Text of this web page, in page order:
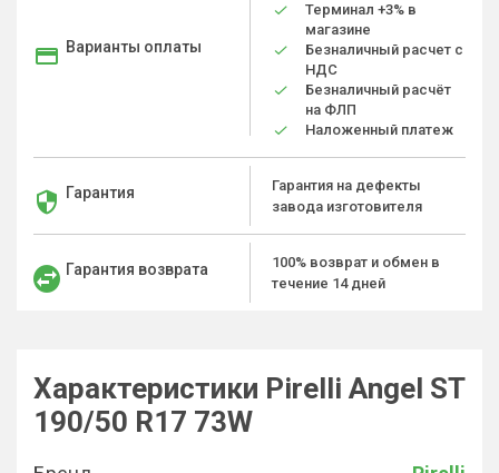
Варианты оплаты
Терминал +3% в
магазине
Безналичный расчет с
НДС
Безналичный расчёт
на ФЛП
Наложенный платеж
Гарантия
Гарантия на дефекты
завода изготовителя
Гарантия возврата
100% возврат и обмен в
течение 14 дней
Характеристики Pirelli Angel ST
190/50 R17 73W